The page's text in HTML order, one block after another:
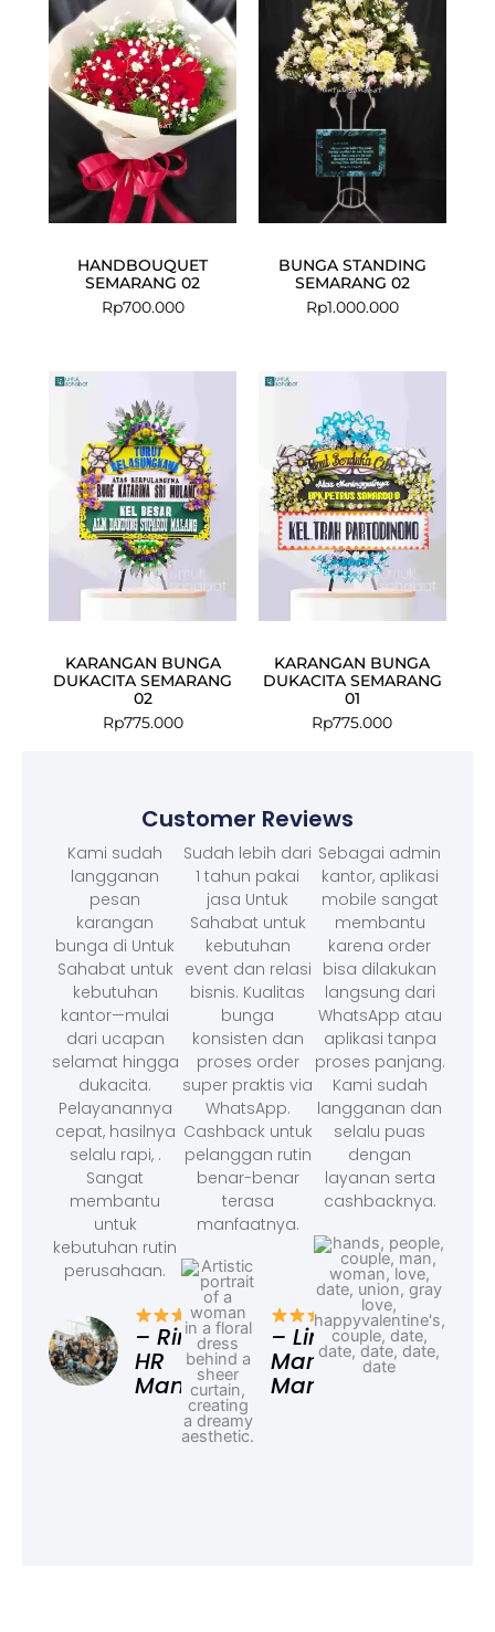
HANDBOUQUET
SEMARANG 02
Rp700.000
BUNGA STANDING
SEMARANG 02
Rp1.000.000
KARANGAN BUNGA
DUKACITA SEMARANG
02
Rp775.000
KARANGAN BUNGA
DUKACITA SEMARANG
01
Rp775.000
Customer Reviews
Kami sudah
langganan
pesan
karangan
bunga di Untuk
Sahabat untuk
kebutuhan
kantor—mulai
dari ucapan
selamat hingga
dukacita.
Pelayanannya
cepat, hasilnya
selalu rapi, .
Sangat
membantu
untuk
kebutuhan rutin
perusahaan.
– Rina,
HR
Manager
Sudah lebih dari
1 tahun pakai
jasa Untuk
Sahabat untuk
kebutuhan
event dan relasi
bisnis. Kualitas
bunga
konsisten dan
proses order
super praktis via
WhatsApp.
Cashback untuk
pelanggan rutin
benar-benar
terasa
manfaatnya.
– Linda,
Marketing
Manager
Sebagai admin
kantor, aplikasi
mobile sangat
membantu
karena order
bisa dilakukan
langsung dari
WhatsApp atau
aplikasi tanpa
proses panjang.
Kami sudah
langganan dan
selalu puas
dengan
layanan serta
cashbacknya.